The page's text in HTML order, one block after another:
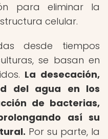
para eliminar la
celular.
desde tiempos
se basan en
La desecación,
del agua en los
de bacterias,
así su
Por su parte, la